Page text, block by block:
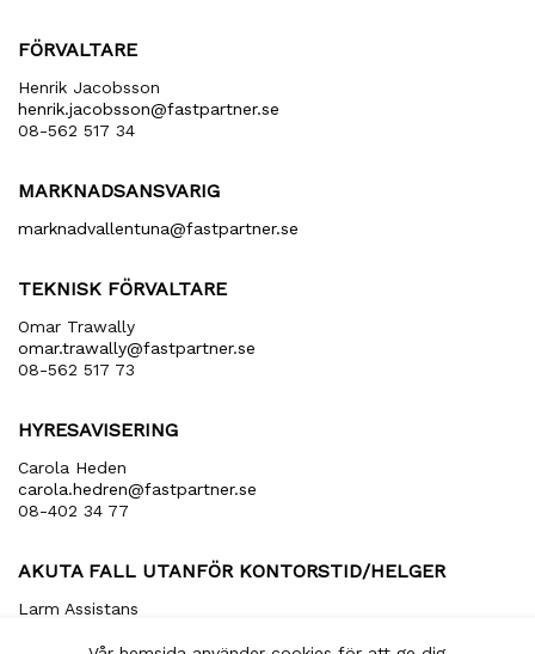
FÖRVALTARE
Henrik Jacobsson
henrik​.jacobsson​@fastpartner​.se
08-562 517 34
MARKNADSANSVARIG
marknadvallentuna​@fastpartner​.se
TEKNISK FÖRVALTARE
Omar Trawally
omar.trawally@fastpartner.se
08-562 517 73
HYRESAVISERING
Carola Heden
carola​.hedren​@fastpartner​.se
08-402 34 77
AKUTA FALL UTANFÖR KONTORSTID/HELGER
Larm Assistans